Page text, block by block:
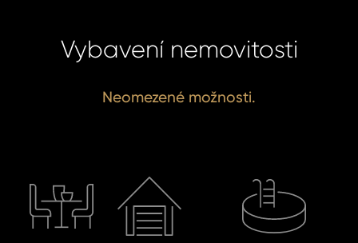
Vybavení nemovitosti
Neomezené možnosti.